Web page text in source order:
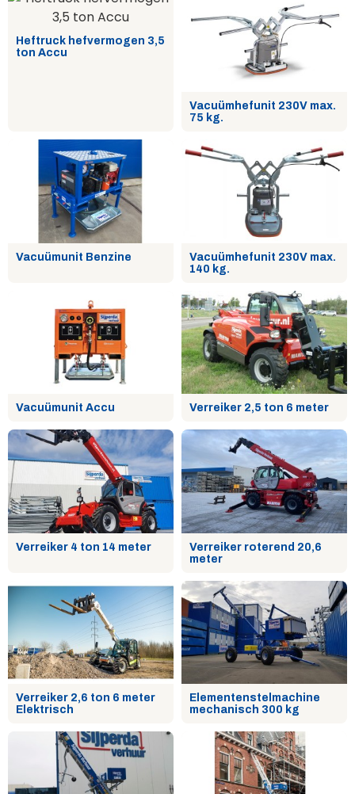
Heftruck hefvermogen 3,5
ton Accu
Vacuümhefunit 230V max.
75 kg.
Vacuümunit Benzine
Vacuümhefunit 230V max.
140 kg.
Vacuümunit Accu Verreiker 2,5 ton 6 meter
Verreiker 4 ton 14 meter
Verreiker roterend 20,6
meter
Verreiker 2,6 ton 6 meter
Elektrisch
Elementenstelmachine
mechanisch 300 kg